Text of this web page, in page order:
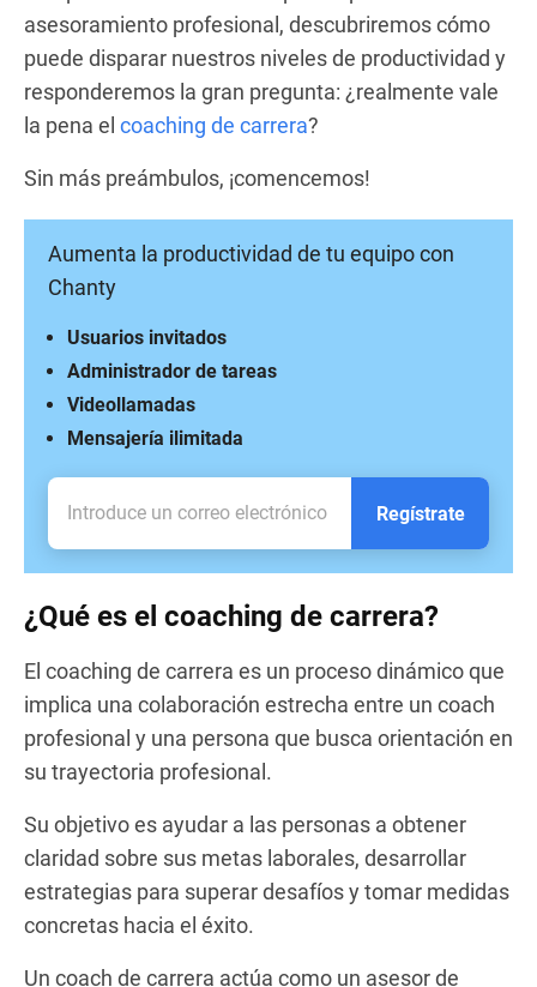
asesoramiento profesional, descubriremos cómo
puede disparar nuestros niveles de productividad y
responderemos la gran pregunta: ¿realmente vale
la pena el coaching de carrera?
Sin más preámbulos, ¡comencemos!
Aumenta la productividad de tu equipo con
Chanty
Mensajería ilimitada
Videollamadas
Administrador de tareas
Usuarios invitados
Regístrate
¿Qué es el coaching de carrera?
El coaching de carrera es un proceso dinámico que
implica una colaboración estrecha entre un coach
profesional y una persona que busca orientación en
su trayectoria profesional.
Su objetivo es ayudar a las personas a obtener
claridad sobre sus metas laborales, desarrollar
estrategias para superar desafíos y tomar medidas
concretas hacia el éxito.
Un coach de carrera actúa como un asesor de